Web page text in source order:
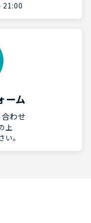
21:00
ーム
わせ
上
。